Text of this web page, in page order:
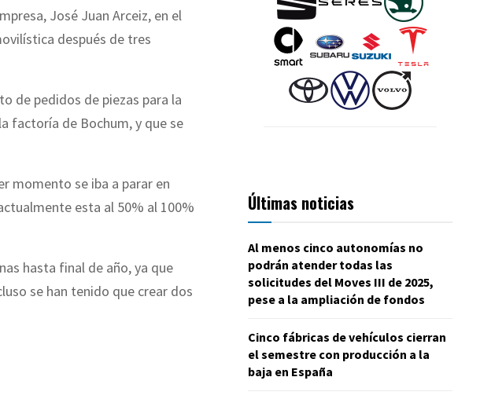
José Juan Arceiz, en el
después de tres
de pedidos de piezas para la
factoría de Bochum, y que se
momento se iba a parar en
esta al 50% al 100%
hasta final de año, ya que
se han tenido que crear dos
Últimas noticias
Al menos cinco autonomías no
podrán atender todas las
solicitudes del Moves III de 2025,
pese a la ampliación de fondos
Cinco fábricas de vehículos cierran
el semestre con producción a la
baja en España